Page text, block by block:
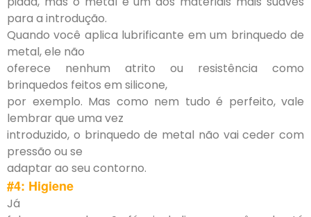
para a introdução.
Quando você aplica lubrificante em um brinquedo de
metal, ele não
oferece nenhum atrito ou resistência como
brinquedos feitos em silicone,
por exemplo. Mas como nem tudo é perfeito, vale
lembrar que uma vez
introduzido, o brinquedo de metal não vai ceder com
pressão ou se
adaptar ao seu contorno.
#4: Higiene
Já